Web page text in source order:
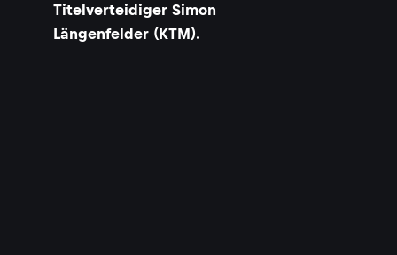
Titelverteidiger Simon
Längenfelder (KTM).